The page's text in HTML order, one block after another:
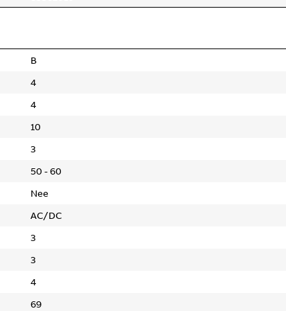
B
4
4
10
3
50 - 60
Nee
AC/DC
3
3
4
69